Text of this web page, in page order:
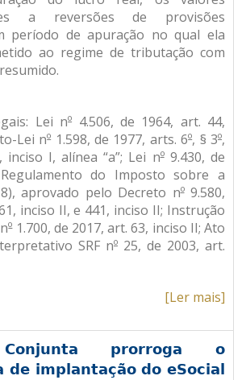
a reversões de provisões
período de apuração no qual ela
ao regime de tributação com
Lei nº 4.506, de 1964, art. 44,
Lei nº1.598, de 1977, arts. 6º, § 3º,
inciso I, alínea “a”; Lei nº9.430, de
do Imposto sobre a
aprovado pelo Decreto nº9.580,
inciso II, e 441, inciso II; Instrução
º1.700, de 2017, art. 63, inciso II; Ato
SRF nº 25, de 2003, art.
[Ler mais]
prorroga o
de implantação do eSocial